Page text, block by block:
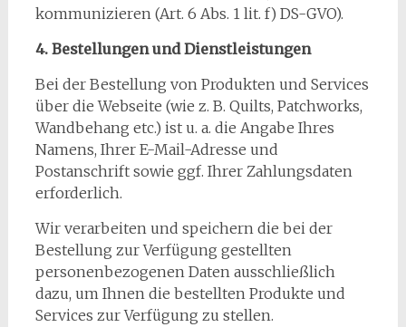
kommunizieren (Art. 6 Abs. 1 lit. f) DS-GVO).
4. Bestellungen und Dienstleistungen
Bei der Bestellung von Produkten und Services
über die Webseite (wie z. B. Quilts, Patchworks,
Wandbehang etc.) ist u. a. die Angabe Ihres
Namens, Ihrer E-Mail-Adresse und
Postanschrift sowie ggf. Ihrer Zahlungsdaten
erforderlich.
Wir verarbeiten und speichern die bei der
Bestellung zur Verfügung gestellten
personenbezogenen Daten ausschließlich
dazu, um Ihnen die bestellten Produkte und
Services zur Verfügung zu stellen.